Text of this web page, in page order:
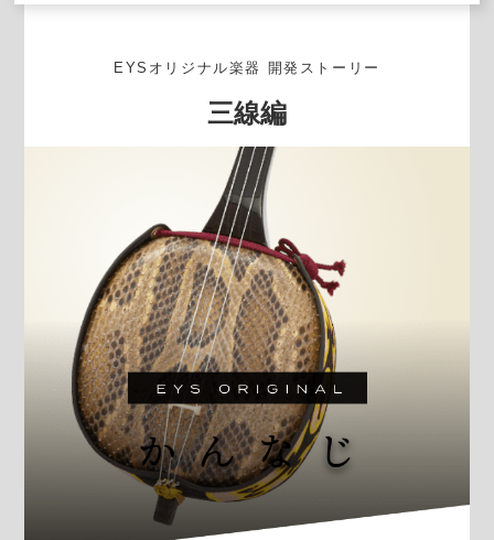
EYSオリジナル楽器 開発ストーリー
三線編